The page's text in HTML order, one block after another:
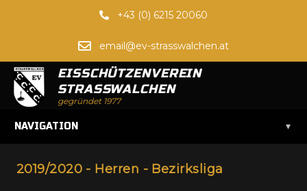
+43 (0) 6215 20060
email@ev-strasswalchen.at
EISSCHÜTZENVEREIN
STRASSWALCHEN
gegründet 1977
NAVIGATION ▾
2019/2020 - Herren - Bezirksliga